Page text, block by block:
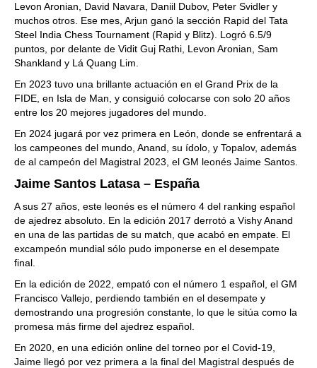
Levon Aronian, David Navara, Daniil Dubov, Peter Svidler y
muchos otros. Ese mes, Arjun ganó la sección Rapid del Tata
Steel India Chess Tournament (Rapid y Blitz). Logró 6.5/9
puntos, por delante de Vidit Guj Rathi, Levon Aronian, Sam
Shankland y Lá Quang Lim.
En 2023 tuvo una brillante actuación en el Grand Prix de la
FIDE, en Isla de Man, y consiguió colocarse con solo 20 años
entre los 20 mejores jugadores del mundo.
En 2024 jugará por vez primera en León, donde se enfrentará a
los campeones del mundo, Anand, su ídolo, y Topalov, además
de al campeón del Magistral 2023, el GM leonés Jaime Santos.
Jaime Santos Latasa – España
A sus 27 años, este leonés es el número 4 del ranking español
de ajedrez absoluto. En la edición 2017 derrotó a Vishy Anand
en una de las partidas de su match, que acabó en empate. El
excampeón mundial sólo pudo imponerse en el desempate
final.
En la edición de 2022, empató con el número 1 español, el GM
Francisco Vallejo, perdiendo también en el desempate y
demostrando una progresión constante, lo que le sitúa como la
promesa más firme del ajedrez español.
En 2020, en una edición online del torneo por el Covid-19,
Jaime llegó por vez primera a la final del Magistral después de